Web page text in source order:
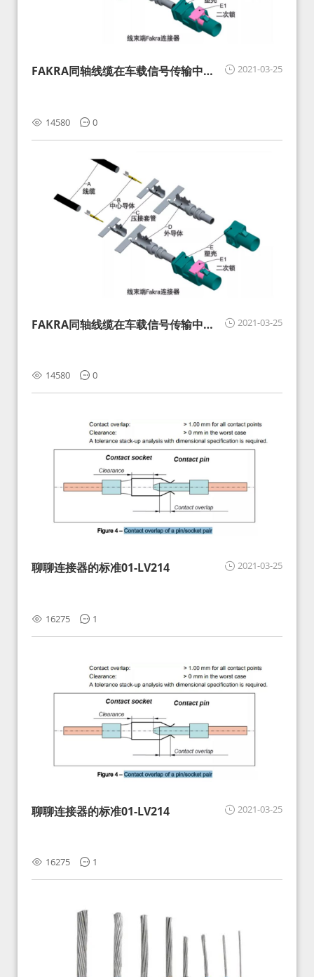
2021-03-25
FAKRA同轴线缆在车载信号传输中的
14580 0
2021-03-25
FAKRA同轴线缆在车载信号传输中的
14580 0
2021-03-25
聊聊连接器的标准01-LV214
16275 1
2021-03-25
聊聊连接器的标准01-LV214
16275 1